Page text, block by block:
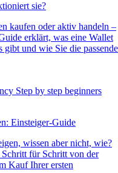
sie?
kaufen oder aktiv handeln –
erklärt, was eine Wallet
und wie Sie die passende
Einsteiger-Guide
wissen aber nicht, wie?
für Schritt von der
Kauf Ihrer ersten